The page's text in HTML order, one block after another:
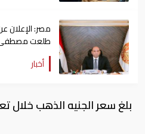
طلعت
أخبار
بلغ سعر الجنيه الذهب خلال تعاملات